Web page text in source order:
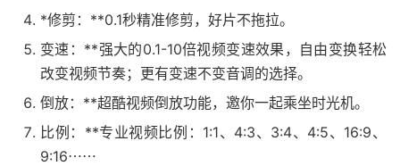
*修剪：**0.1秒精准修剪，好片不拖拉。
变速：**强大的0.1-10倍视频变速效果，自由变换轻松
改变视频节奏；更有变速不变音调的选择。
倒放：**超酷视频倒放功能，邀你一起乘坐时光机。
比例：**专业视频比例：1:1、4:3、3:4、4:5、16:9、
9:16⋯⋯